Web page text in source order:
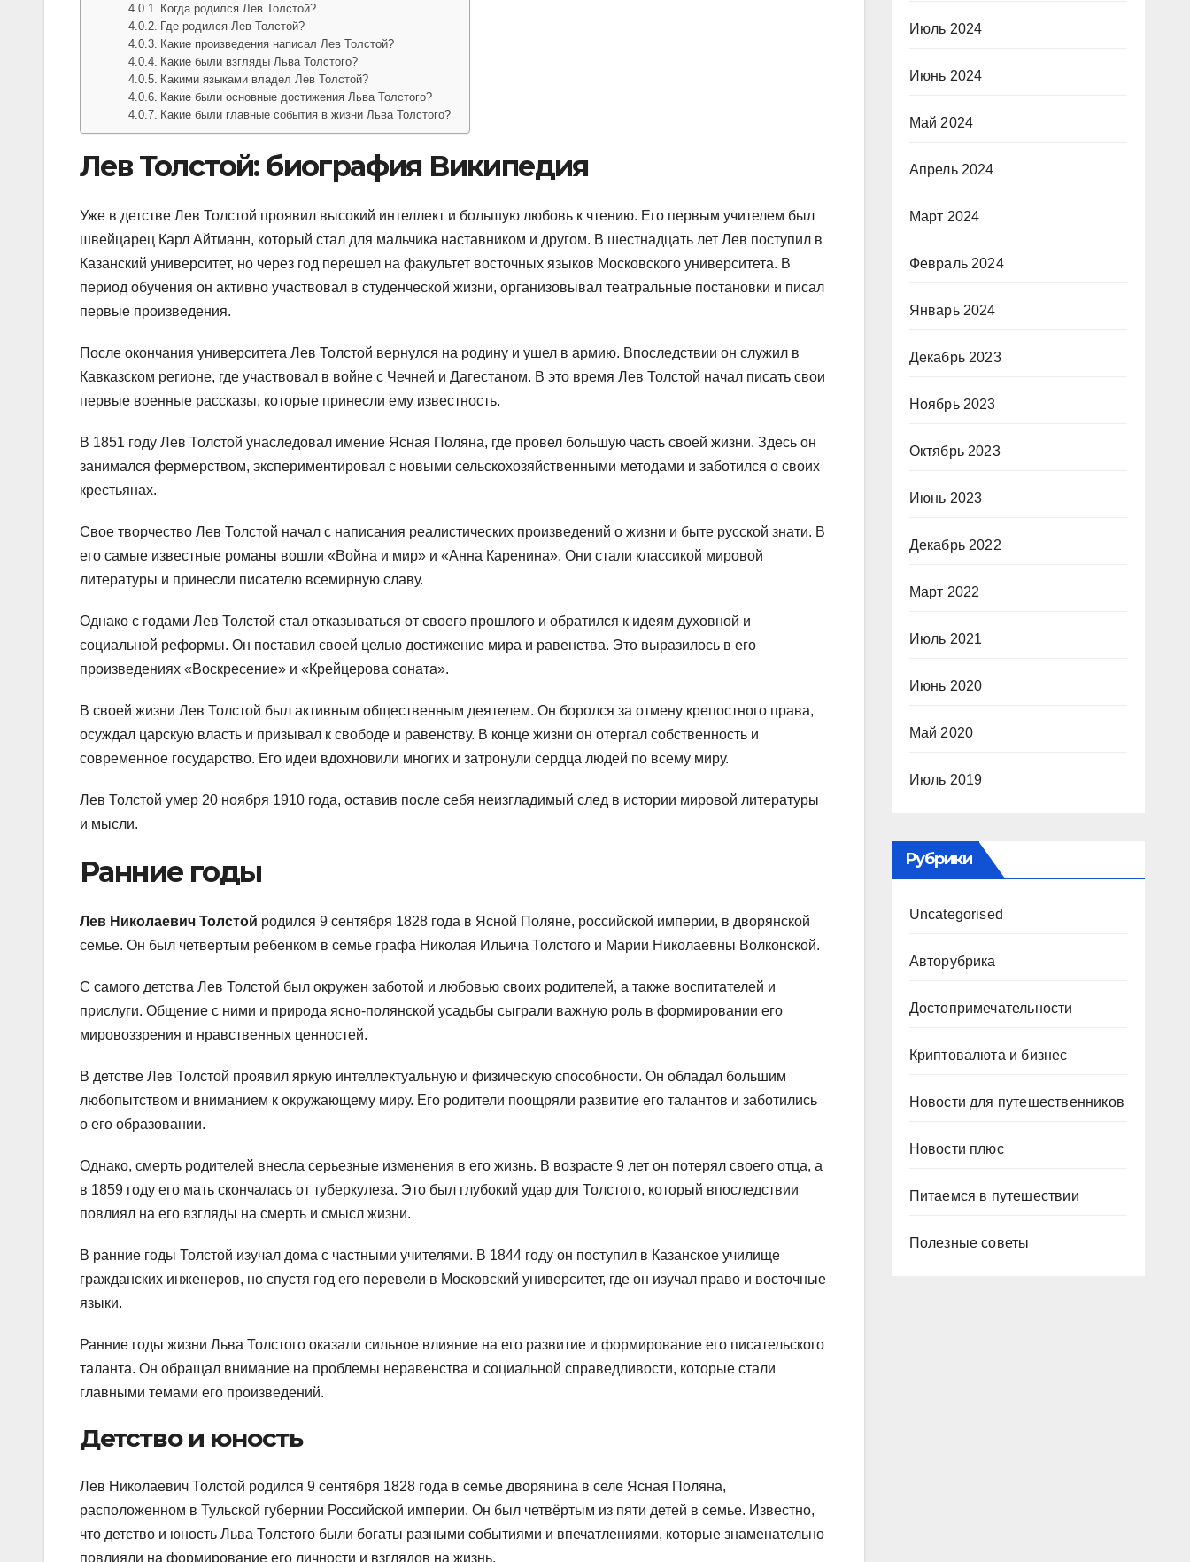
Когда родился Лев Толстой?
Где родился Лев Толстой?
Какие произведения написал Лев Толстой?
Какие были взгляды Льва Толстого?
Какими языками владел Лев Толстой?
Какие были основные достижения Льва Толстого?
Какие были главные события в жизни Льва Толстого?
Лев Толстой: биография Википедия
Уже в детстве Лев Толстой проявил высокий интеллект и большую любовь к чтению. Его первым учителем был
швейцарец Карл Айтманн, который стал для мальчика наставником и другом. В шестнадцать лет Лев поступил в
Казанский университет, но через год перешел на факультет восточных языков Московского университета. В
период обучения он активно участвовал в студенческой жизни, организовывал театральные постановки и писал
первые произведения.
После окончания университета Лев Толстой вернулся на родину и ушел в армию. Впоследствии он служил в
Кавказском регионе, где участвовал в войне с Чечней и Дагестаном. В это время Лев Толстой начал писать свои
первые военные рассказы, которые принесли ему известность.
В 1851 году Лев Толстой унаследовал имение Ясная Поляна, где провел большую часть своей жизни. Здесь он
занимался фермерством, экспериментировал с новыми сельскохозяйственными методами и заботился о своих
крестьянах.
Свое творчество Лев Толстой начал с написания реалистических произведений о жизни и быте русской знати. В
его самые известные романы вошли «Война и мир» и «Анна Каренина». Они стали классикой мировой
литературы и принесли писателю всемирную славу.
Однако с годами Лев Толстой стал отказываться от своего прошлого и обратился к идеям духовной и
социальной реформы. Он поставил своей целью достижение мира и равенства. Это выразилось в его
произведениях «Воскресение» и «Крейцерова соната».
В своей жизни Лев Толстой был активным общественным деятелем. Он боролся за отмену крепостного права,
осуждал царскую власть и призывал к свободе и равенству. В конце жизни он отергал собственность и
современное государство. Его идеи вдохновили многих и затронули сердца людей по всему миру.
Лев Толстой умер 20 ноября 1910 года, оставив после себя неизгладимый след в истории мировой литературы
и мысли.
Ранние годы
Лев Николаевич Толстой родился 9 сентября 1828 года в Ясной Поляне, российской империи, в дворянской
семье. Он был четвертым ребенком в семье графа Николая Ильича Толстого и Марии Николаевны Волконской.
С самого детства Лев Толстой был окружен заботой и любовью своих родителей, а также воспитателей и
прислуги. Общение с ними и природа ясно-полянской усадьбы сыграли важную роль в формировании его
мировоззрения и нравственных ценностей.
В детстве Лев Толстой проявил яркую интеллектуальную и физическую способности. Он обладал большим
любопытством и вниманием к окружающему миру. Его родители поощряли развитие его талантов и заботились
о его образовании.
Однако, смерть родителей внесла серьезные изменения в его жизнь. В возрасте 9 лет он потерял своего отца, а
в 1859 году его мать скончалась от туберкулеза. Это был глубокий удар для Толстого, который впоследствии
повлиял на его взгляды на смерть и смысл жизни.
В ранние годы Толстой изучал дома с частными учителями. В 1844 году он поступил в Казанское училище
гражданских инженеров, но спустя год его перевели в Московский университет, где он изучал право и восточные
языки.
Ранние годы жизни Льва Толстого оказали сильное влияние на его развитие и формирование его писательского
таланта. Он обращал внимание на проблемы неравенства и социальной справедливости, которые стали
главными темами его произведений.
Детство и юность
Лев Николаевич Толстой родился 9 сентября 1828 года в семье дворянина в селе Ясная Поляна,
расположенном в Тульской губернии Российской империи. Он был четвёртым из пяти детей в семье. Известно,
что детство и юность Льва Толстого были богаты разными событиями и впечатлениями, которые знаменательно
повлияли на формирование его личности и взглядов на жизнь.
Июль 2024
Июнь 2024
Май 2024
Апрель 2024
Март 2024
Февраль 2024
Январь 2024
Декабрь 2023
Ноябрь 2023
Октябрь 2023
Июнь 2023
Декабрь 2022
Март 2022
Июль 2021
Июнь 2020
Май 2020
Июль 2019
Рубрики
Uncategorised
Авторубрика
Достопримечательности
Криптовалюта и бизнес
Новости для путешественников
Новости плюс
Питаемся в путешествии
Полезные советы